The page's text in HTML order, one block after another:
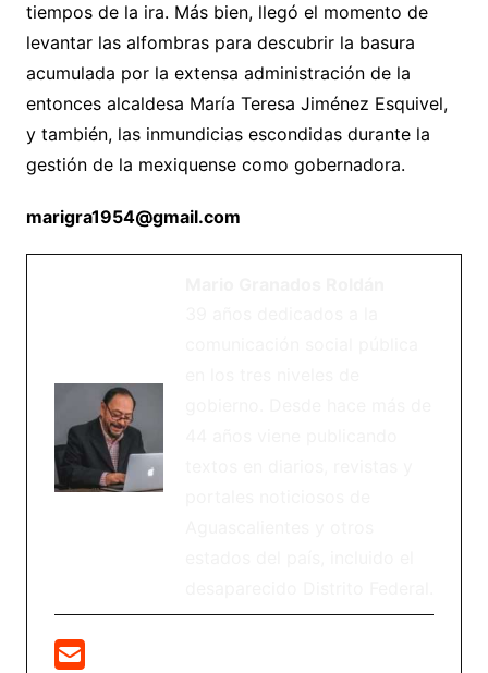
tiempos de la ira. Más bien, llegó el momento de
levantar las alfombras para descubrir la basura
acumulada por la extensa administración de la
entonces alcaldesa María Teresa Jiménez Esquivel,
y también, las inmundicias escondidas durante la
gestión de la mexiquense como gobernadora.
marigra1954@gmail.com